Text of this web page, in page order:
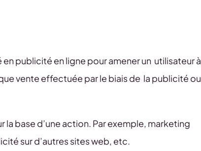
publicité en ligne pour amener un utilisateur à
vente effectuée par le biais de la publicité ou
base d’une action. Par exemple, marketing
sur d’autres sites web, etc.